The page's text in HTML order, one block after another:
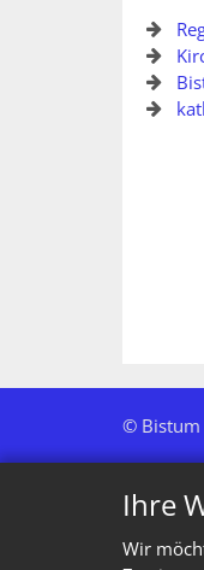
Ihre
Wir
© Bistum